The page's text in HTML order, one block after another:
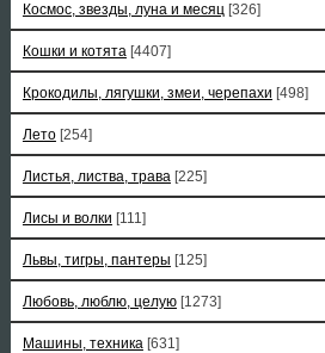
Космос, звезды, луна и месяц [326]
Кошки и котята [4407]
Крокодилы, лягушки, змеи, черепахи [498]
Лето [254]
Листья, листва, трава [225]
Лисы и волки [111]
Львы, тигры, пантеры [125]
Любовь, люблю, целую [1273]
Машины, техника [631]